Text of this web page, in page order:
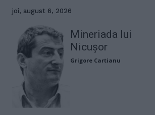
joi, august 6, 2026
Mineriada lui
Nicușor
Grigore Cartianu